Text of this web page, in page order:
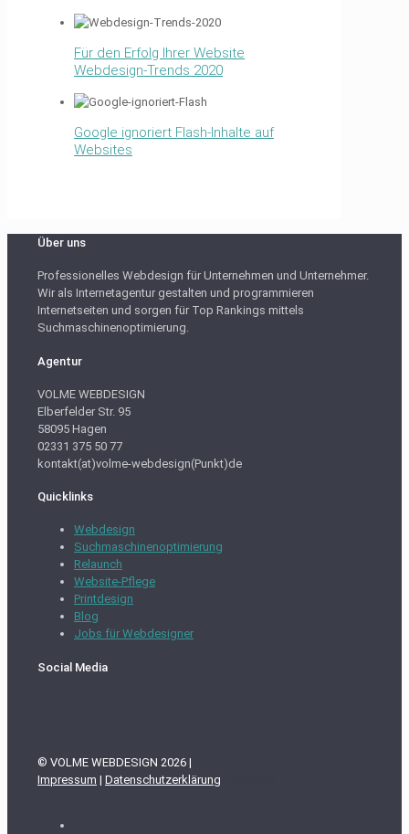
Für den Erfolg Ihrer Website
Webdesign-Trends 2020
Google ignoriert Flash-Inhalte auf
Websites
Über uns
Professionelles Webdesign für Unternehmen und Unternehmer.
Wir als Internetagentur gestalten und programmieren
Internetseiten und sorgen für Top Rankings mittels
Suchmaschinenoptimierung.
Agentur
VOLME WEBDESIGN
Elberfelder Str. 95
58095 Hagen
02331 375 50 77
kontakt(at)volme-webdesign(Punkt)de
Quicklinks
Webdesign
Suchmaschinenoptimierung
Relaunch
Website-Pflege
Printdesign
Blog
Jobs für Webdesigner
Social Media
© VOLME WEBDESIGN 2026 |
Impressum | Datenschutzerklärung